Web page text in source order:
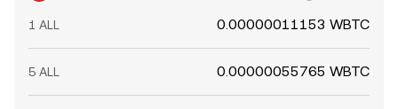
1 ALL 0.00000011153 WBTC
5 ALL 0.00000055765 WBTC